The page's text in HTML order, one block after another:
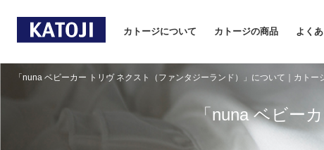
カトージについて カトージの商品 よく
「nuna ベビーカー トリヴ ネクスト（ファンタジーランド）」について｜カトー
「nuna ベビー